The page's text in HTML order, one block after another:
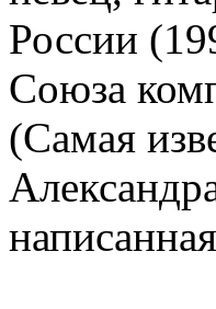
России
Союза
(Самая